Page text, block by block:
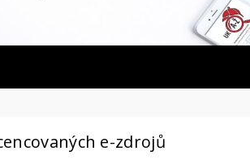
e-zdrojů